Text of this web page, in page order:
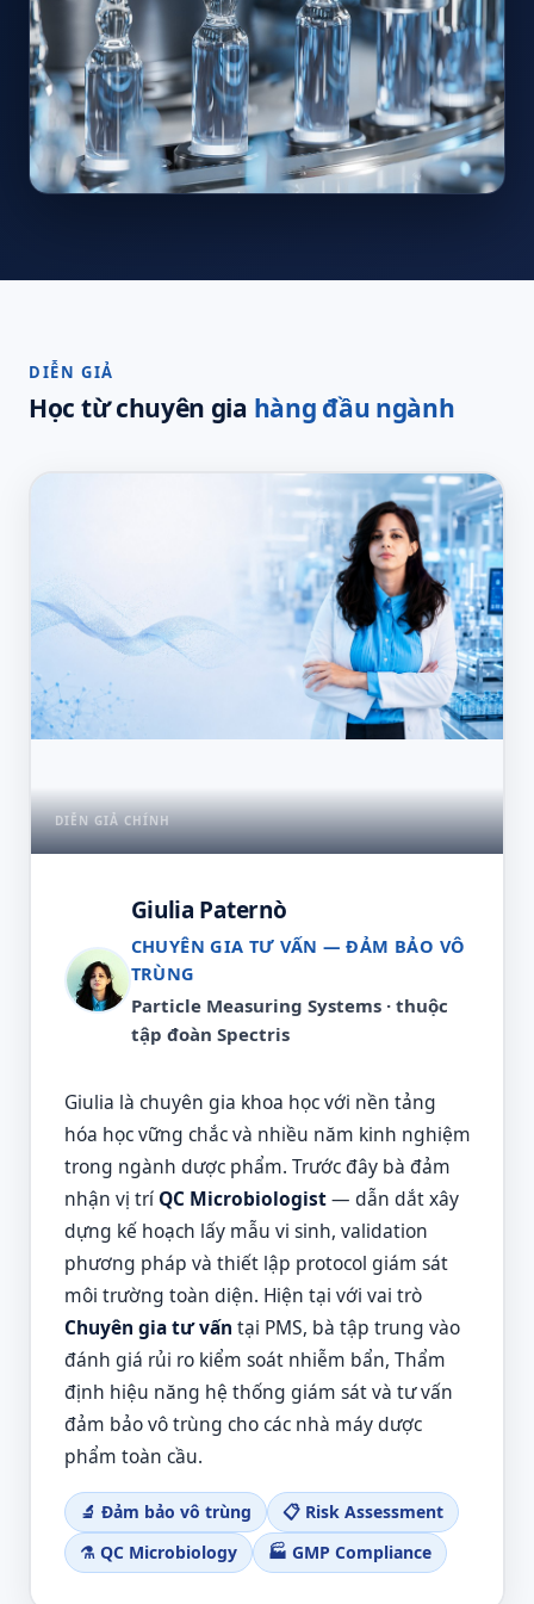
DIỄN GIẢ
Học từ chuyên gia hàng đầu ngành
DIỄN GIẢ CHÍNH
Giulia Paternò
CHUYÊN GIA TƯ VẤN — ĐẢM BẢO VÔ
TRÙNG
Particle Measuring Systems · thuộc
tập đoàn Spectris
Giulia là chuyên gia khoa học với nền tảng
hóa học vững chắc và nhiều năm kinh nghiệm
trong ngành dược phẩm. Trước đây bà đảm
nhận vị trí QC Microbiologist— dẫn dắt xây
dựng kế hoạch lấy mẫu vi sinh, validation
phương pháp và thiết lập protocol giám sát
môi trường toàn diện. Hiện tại với vai trò
Chuyên gia tư vấn tại PMS, bà tập trung vào
đánh giá rủi ro kiểm soát nhiễm bẩn, Thẩm
định hiệu năng hệ thống giám sát và tư vấn
đảm bảo vô trùng cho các nhà máy dược
phẩm toàn cầu.
🔬 Đảm bảo vô trùng
📋 Risk Assessment
⚗️ QC Microbiology
🏭 GMP Compliance